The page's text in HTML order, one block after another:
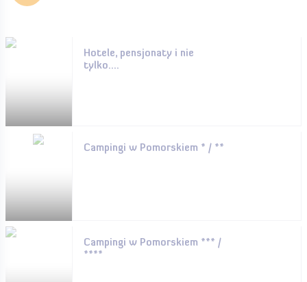
Hotele, pensjonaty i nie
tylko....
Campingi w Pomorskiem * / **
Campingi w Pomorskiem *** /
****